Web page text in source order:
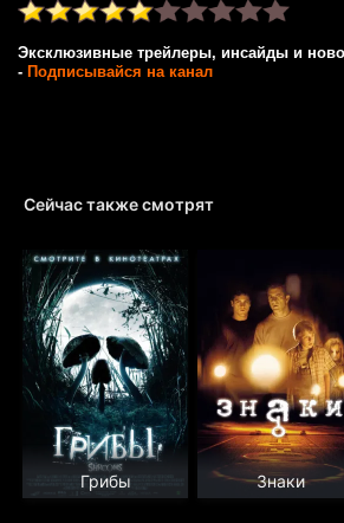
Эксклюзивные трейлеры, инсайды и
- Подписывайся на канал
Сейчас также смотрят
Грибы Знаки